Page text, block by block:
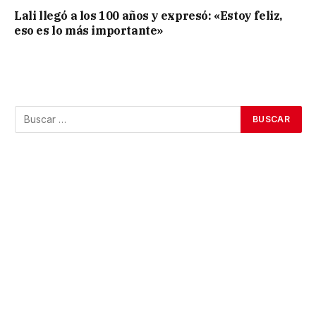
Lali llegó a los 100 años y expresó: «Estoy feliz,
eso es lo más importante»